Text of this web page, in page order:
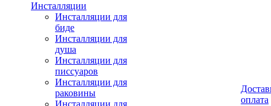
Инсталляции
Инсталляции для
биде
Инсталляции для
душа
Инсталляции для
писсуаров
Инсталляции для
раковины
Инсталляции для
оплата